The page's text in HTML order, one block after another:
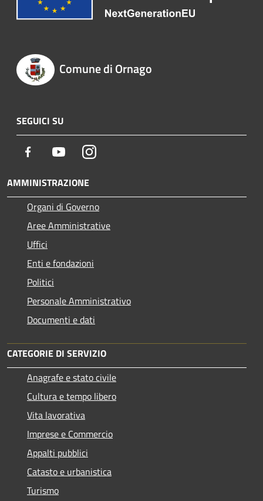
Comune di Ornago
SEGUICI SU
Facebook YoutubeInstagram
AMMINISTRAZIONE
Organi di Governo
Aree Amministrative
Uffici
Enti e fondazioni
Politici
Personale Amministrativo
Documenti e dati
CATEGORIE DI SERVIZIO
Anagrafe e stato civile
Cultura e tempo libero
Vita lavorativa
Imprese e Commercio
Appalti pubblici
Catasto e urbanistica
Turismo